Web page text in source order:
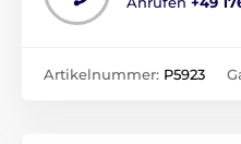
Artikelnummer: P5923